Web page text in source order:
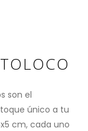
son el
único a tu
cm, cada uno